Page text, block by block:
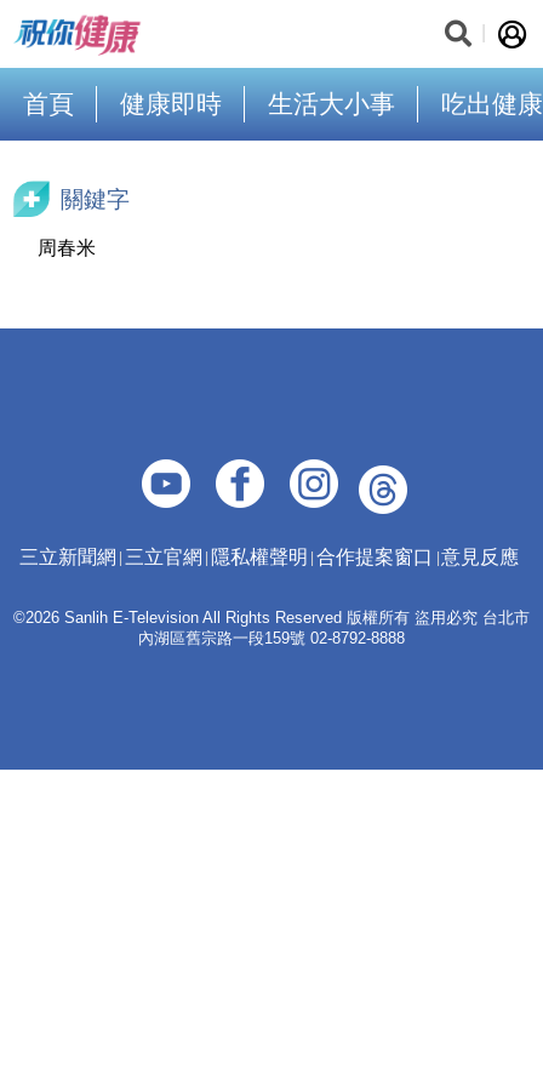
首頁 健康即時 生活大小事 吃出健康
關鍵字
周春米
三立新聞網 三立官網 隱私權聲明 合作提案窗口 意見反應
©2026 Sanlih E-Television All Rights Reserved 版權所有 盜用必究 台北市
內湖區舊宗路一段159號 02-8792-8888